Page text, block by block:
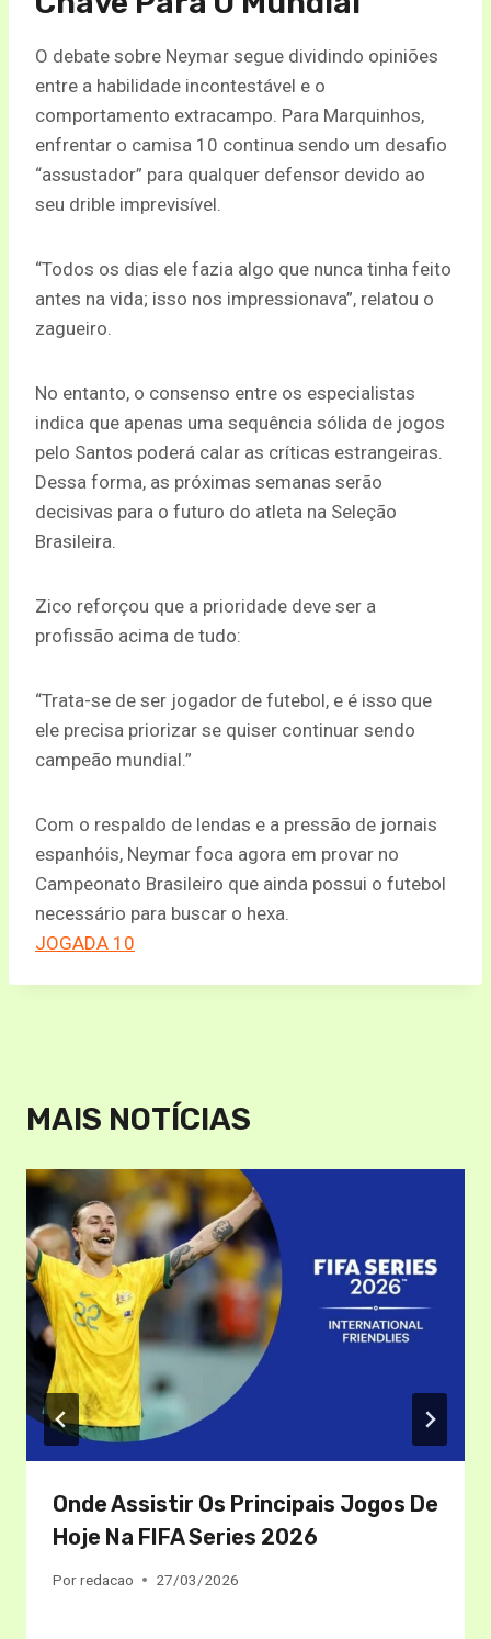
O debate sobre Neymar segue dividindo opiniões
entre a habilidade incontestável e o
comportamento extracampo. Para Marquinhos,
enfrentar o camisa 10 continua sendo um desafio
“assustador” para qualquer defensor devido ao
seu drible imprevisível.
“Todos os dias ele fazia algo que nunca tinha feito
antes na vida; isso nos impressionava”, relatou o
zagueiro.
No entanto, o consenso entre os especialistas
indica que apenas uma sequência sólida de jogos
pelo Santos poderá calar as críticas estrangeiras.
Dessa forma, as próximas semanas serão
decisivas para o futuro do atleta na Seleção
Brasileira.
Zico reforçou que a prioridade deve ser a
profissão acima de tudo:
“Trata-se de ser jogador de futebol, e é isso que
ele precisa priorizar se quiser continuar sendo
campeão mundial.”
Com o respaldo de lendas e a pressão de jornais
espanhóis, Neymar foca agora em provar no
Campeonato Brasileiro que ainda possui o futebol
necessário para buscar o hexa.
JOGADA 10
MAIS NOTÍCIAS
Onde Assistir Os Principais Jogos De
Hoje Na FIFA Series 2026
Porredacao 27/03/2026